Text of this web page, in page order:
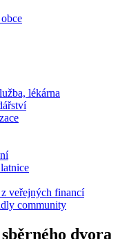
lékárna
veřejných financí
community
dvora